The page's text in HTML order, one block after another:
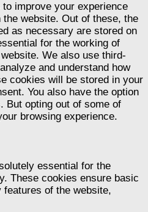
improve your experience
website. Out of these, the
as necessary are stored on
for the working of
We also use third-
and understand how
cookies will be stored in your
You also have the option
But opting out of some of
browsing experience.
essential for the
These cookies ensure basic
of the website,